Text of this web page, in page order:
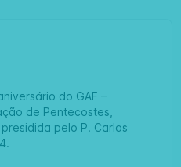
do GAF –
de Pentecostes,
pelo P. Carlos